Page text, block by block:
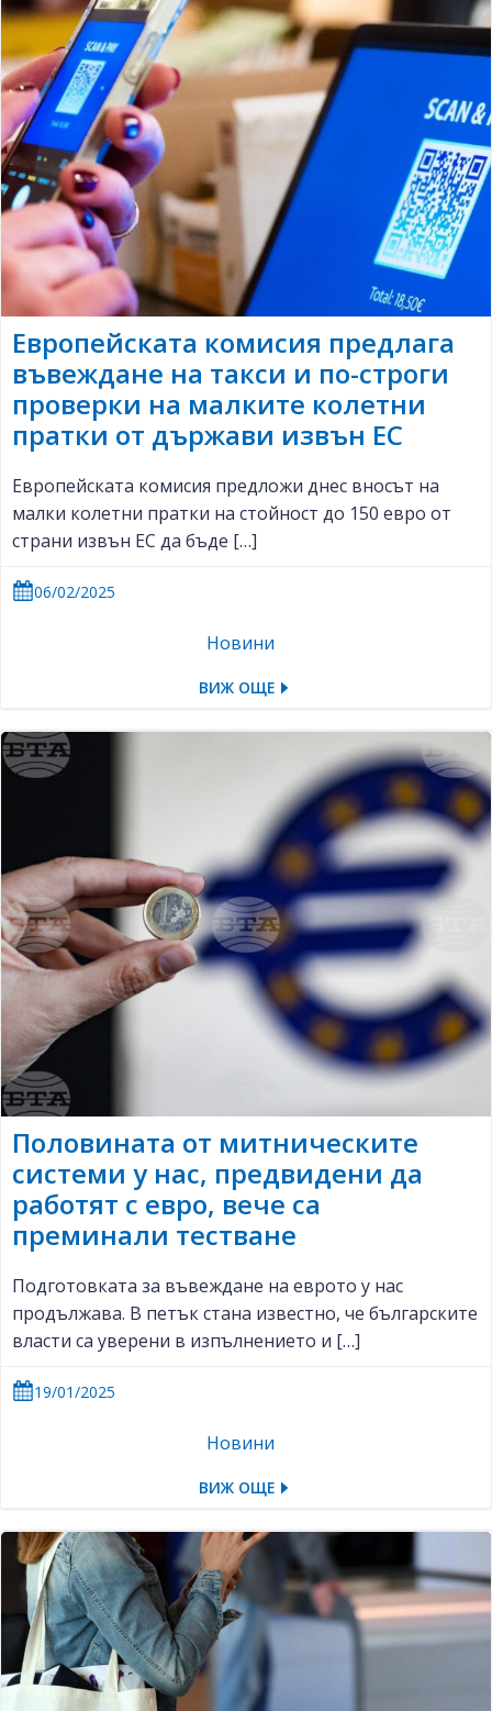
Европейската комисия предлага
въвеждане на такси и по-строги
проверки на малките колетни
пратки от държави извън ЕС
Европейската комисия предложи днес вносът на
малки колетни пратки на стойност до 150 евро от
страни извън ЕС да бъде […]
06/02/2025
Новини
ВИЖ ОЩЕ
Половината от митническите
системи у нас, предвидени да
работят с евро, вече са
преминали тестване
Подготовката за въвеждане на еврото у нас
продължава. В петък стана известно, че българските
власти са уверени в изпълнението и […]
19/01/2025
Новини
ВИЖ ОЩЕ